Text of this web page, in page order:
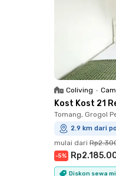
Coliving •
Kost Kost 21
Tomang, Grogol
2.9 km dari
mulai dari
-5%
Diskon sewa